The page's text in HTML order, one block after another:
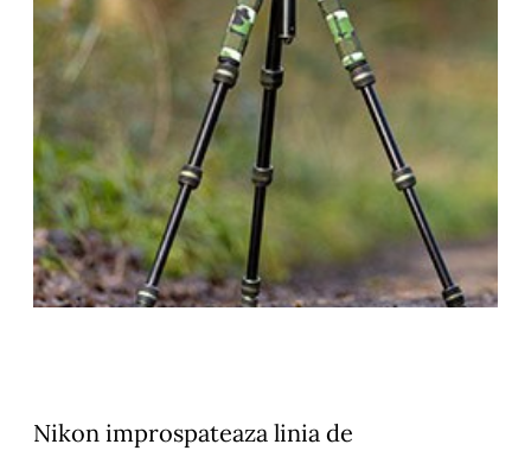
Nikon improspateaza linia de